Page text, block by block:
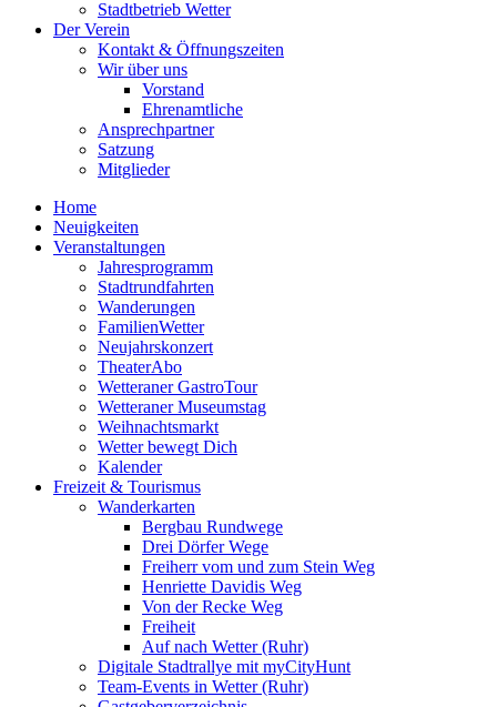
Stadtbetrieb Wetter
Der Verein
Kontakt & Öffnungszeiten
Wir über uns
Vorstand
Ehrenamtliche
Ansprechpartner
Satzung
Mitglieder
Home
Neuigkeiten
Veranstaltungen
Jahresprogramm
Stadtrundfahrten
Wanderungen
FamilienWetter
Neujahrskonzert
TheaterAbo
Wetteraner GastroTour
Wetteraner Museumstag
Weihnachtsmarkt
Wetter bewegt Dich
Kalender
Freizeit & Tourismus
Wanderkarten
Bergbau Rundwege
Drei Dörfer Wege
Freiherr vom und zum Stein Weg
Henriette Davidis Weg
Von der Recke Weg
Freiheit
Auf nach Wetter (Ruhr)
Digitale Stadtrallye mit myCityHunt
Team-Events in Wetter (Ruhr)